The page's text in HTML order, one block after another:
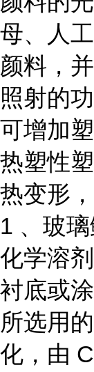
母、人
颜料，
照射的
可增加
热塑性
热变形
1 、玻
化学溶
衬底或
所选用
化，由